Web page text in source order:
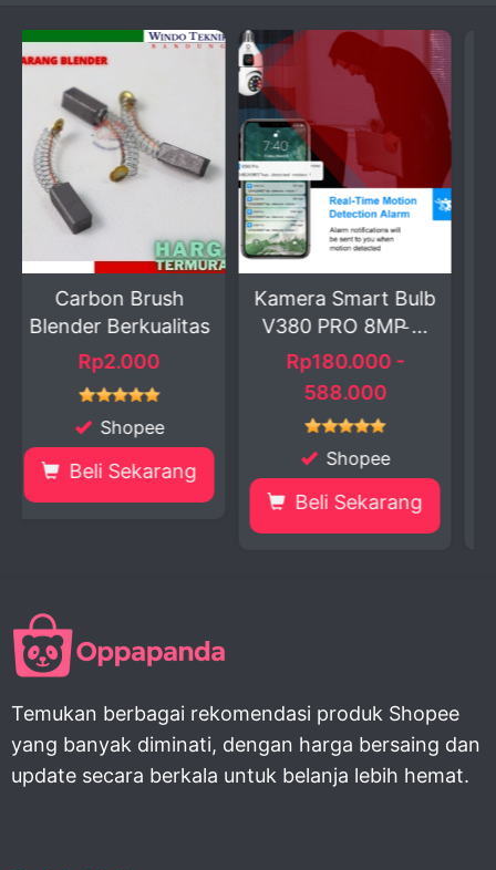
Kamera Smart Bulb
V380 PRO 8MP ̵...
Rp180.000 -
588.000
Shopee
Beli Sekarang
Mesin Jahit
Multifungsi...
Rp259.000 -
329.900
Beli
Temukan berbagai rekomendasi produk Shopee
yang banyak diminati, dengan harga bersaing dan
update secara berkala untuk belanja lebih hemat.